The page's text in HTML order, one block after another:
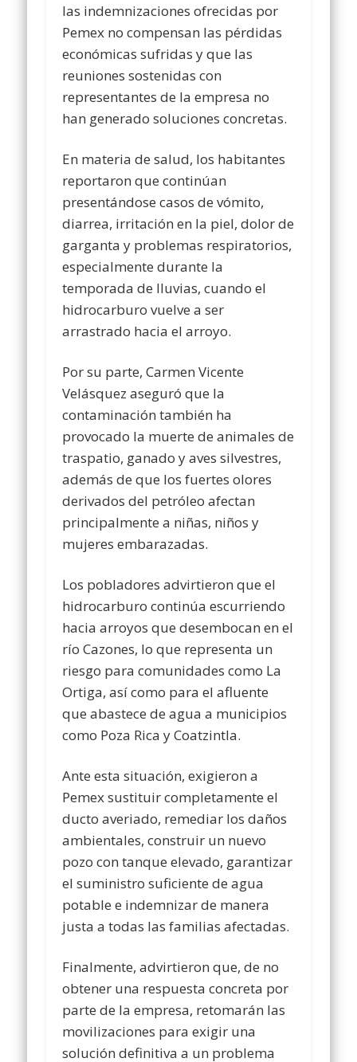
las indemnizaciones ofrecidas por
Pemex no compensan las pérdidas
económicas sufridas y que las
reuniones sostenidas con
representantes de la empresa no
han generado soluciones concretas.
En materia de salud, los habitantes
reportaron que continúan
presentándose casos de vómito,
diarrea, irritación en la piel, dolor de
garganta y problemas respiratorios,
especialmente durante la
temporada de lluvias, cuando el
hidrocarburo vuelve a ser
arrastrado hacia el arroyo.
Por su parte, Carmen Vicente
Velásquez aseguró que la
contaminación también ha
provocado la muerte de animales de
traspatio, ganado y aves silvestres,
además de que los fuertes olores
derivados del petróleo afectan
principalmente a niñas, niños y
mujeres embarazadas.
Los pobladores advirtieron que el
hidrocarburo continúa escurriendo
hacia arroyos que desembocan en el
río Cazones, lo que representa un
riesgo para comunidades como La
Ortiga, así como para el afluente
que abastece de agua a municipios
como Poza Rica y Coatzintla.
Ante esta situación, exigieron a
Pemex sustituir completamente el
ducto averiado, remediar los daños
ambientales, construir un nuevo
pozo con tanque elevado, garantizar
el suministro suficiente de agua
potable e indemnizar de manera
justa a todas las familias afectadas.
Finalmente, advirtieron que, de no
obtener una respuesta concreta por
parte de la empresa, retomarán las
movilizaciones para exigir una
solución definitiva a un problema